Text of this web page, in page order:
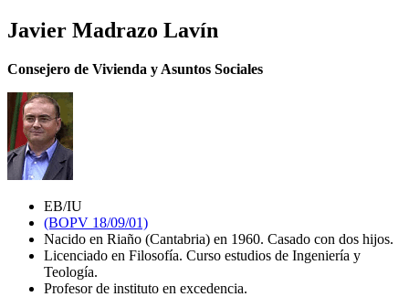
Javier Madrazo Lavín
Consejero de Vivienda y Asuntos Sociales
EB/IU
(BOPV 18/09/01)
Nacido en Riaño (Cantabria) en 1960. Casado con dos hijos.
Licenciado en Filosofía. Curso estudios de Ingeniería y
Teología.
Profesor de instituto en excedencia.